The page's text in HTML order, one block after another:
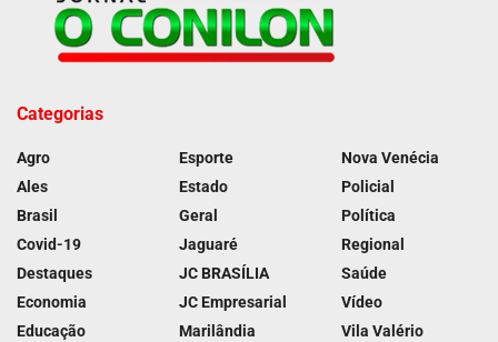
Categorias
Agro
Ales
Brasil
Covid-19
Destaques
Economia
Educação
Esporte
Estado
Geral
Jaguaré
JC BRASÍLIA
JC Empresarial
Marilândia
Nova Venécia
Policial
Política
Regional
Saúde
Vídeo
Vila Valério